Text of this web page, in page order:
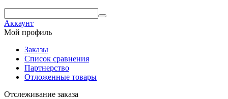
Аккаунт
Мой профиль
Заказы
Список сравнения
Партнерство
Отложенные товары
Отслеживание заказа